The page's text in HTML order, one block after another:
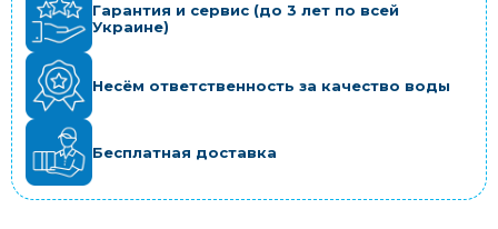
Гарантия и сервис (до 3 лет по всей
Украине)
Несём ответственность за качество воды
Бесплатная доставка